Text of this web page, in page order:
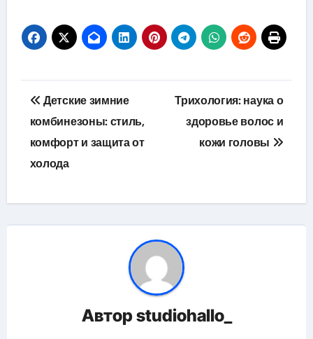
Навигация
по
записям
Детские зимние
комбинезоны: стиль,
комфорт и защита от
холода
Трихология: наука о
здоровье волос и
кожи головы
Авторstudiohallo_